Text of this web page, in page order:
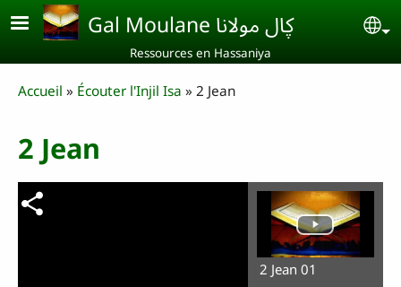
Aller au contenu principal Gal Moulane ڮال مولانا
Ressources en Hassaniya
Breadcrumb
Accueil Écouter l'Injil Isa 2 Jean
2 Jean
2 Jean 01